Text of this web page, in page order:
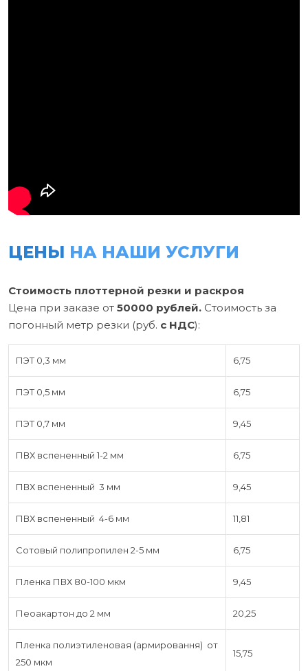
ЦЕНЫ НА НАШИ УСЛУГИ
Стоимость плоттерной резки и раскроя
Цена при заказе от 50000 рублей. Стоимость за
погонный метр резки (руб. с НДС):
ПЭТ 0,3 мм 6,75
ПЭТ 0,5 мм 6,75
ПЭТ 0,7 мм 9,45
ПВХ вспененный 1-2 мм 6,75
ПВХ вспененный 3 мм 9,45
ПВХ вспененный 4-6 мм 11,81
Сотовый полипропилен 2-5 мм 6,75
Пленка ПВХ 80-100 мкм 9,45
Пеоакартон до 2 мм 20,25
Пленка полиэтиленовая (армировання) от
250 мкм
15,75